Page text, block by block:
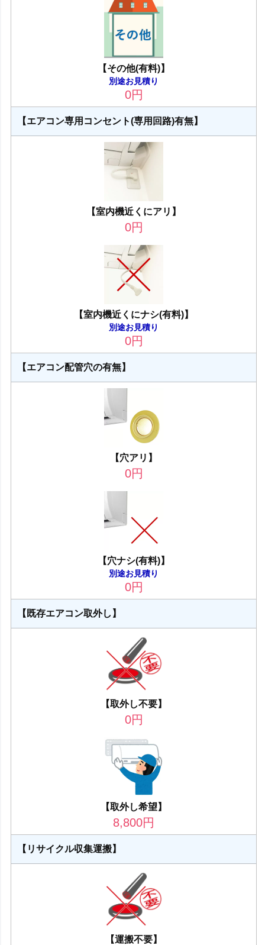
【その他(有料)】
別途お見積り
0円
【エアコン専用コンセント(専用回路)有無】
【室内機近くにアリ】
0円
【室内機近くにナシ(有料)】
別途お見積り
0円
【エアコン配管穴の有無】
【穴アリ】
0円
【穴ナシ(有料)】
別途お見積り
0円
【既存エアコン取外し】
【取外し不要】
0円
【取外し希望】
8,800円
【リサイクル収集運搬】
【運搬不要】